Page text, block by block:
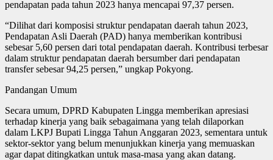
pendapatan pada tahun 2023 hanya mencapai 97,37 persen.
“Dilihat dari komposisi struktur pendapatan daerah tahun 2023,
Pendapatan Asli Daerah (PAD) hanya memberikan kontribusi
sebesar 5,60 persen dari total pendapatan daerah. Kontribusi terbesar
dalam struktur pendapatan daerah bersumber dari pendapatan
transfer sebesar 94,25 persen,” ungkap Pokyong.
Pandangan Umum
Secara umum, DPRD Kabupaten Lingga memberikan apresiasi
terhadap kinerja yang baik sebagaimana yang telah dilaporkan
dalam LKPJ Bupati Lingga Tahun Anggaran 2023, sementara untuk
sektor-sektor yang belum menunjukkan kinerja yang memuaskan
agar dapat ditingkatkan untuk masa-masa yang akan datang.